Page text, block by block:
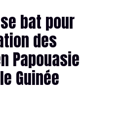
bat pour
des
Papouasie
Guinée